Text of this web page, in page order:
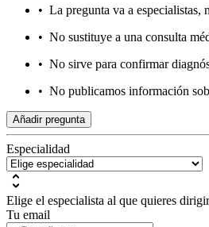
• La pregunta va a especialistas,
• No sustituye a una consulta
• No sirve para confirmar
• No publicamos información
Añadir pregunta
Especialidad
Elige el especialista al que quieres
Tu email